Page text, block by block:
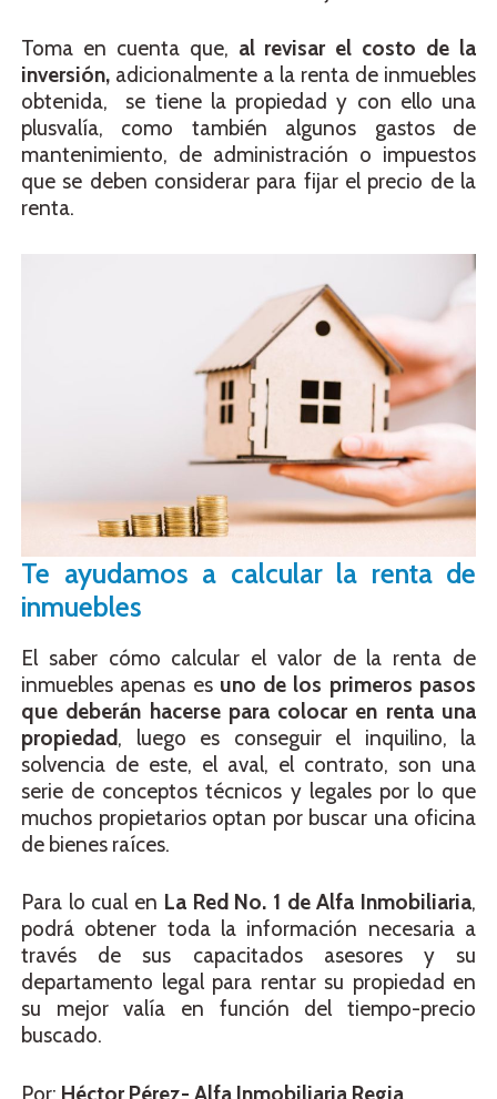
Toma en cuenta que, al revisar el costo de la
inversión, adicionalmente a la renta de inmuebles
obtenida, se tiene la propiedad y con ello una
plusvalía, como también algunos gastos de
mantenimiento, de administración o impuestos
que se deben considerar para fijar el precio de la
renta.
Te ayudamos a calcular la renta de
inmuebles
El saber cómo calcular el valor de la renta de
inmuebles apenas es uno de los primeros pasos
que deberán hacerse para colocar en renta una
propiedad, luego es conseguir el inquilino, la
solvencia de este, el aval, el contrato, son una
serie de conceptos técnicos y legales por lo que
muchos propietarios optan por buscar una oficina
de bienes raíces.
Para lo cual en La Red No. 1 de Alfa Inmobiliaria,
podrá obtener toda la información necesaria a
través de sus capacitados asesores y su
departamento legal para rentar su propiedad en
su mejor valía en función del tiempo-precio
buscado.
Por: Héctor Pérez- Alfa Inmobiliaria Regia